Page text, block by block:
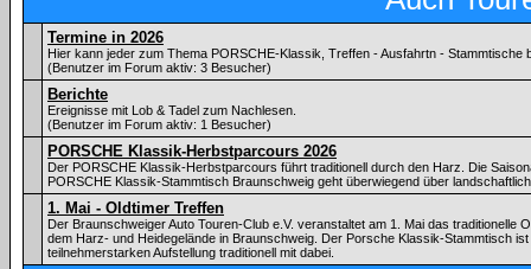
Termine in 2026
Hier kann jeder zum Thema PORSCHE-Klassik, Treffen - Ausfahrtn - Stammtische
(Benutzer im Forum aktiv: 3 Besucher)
Berichte
Ereignisse mit Lob & Tadel zum Nachlesen.
(Benutzer im Forum aktiv: 1 Besucher)
PORSCHE Klassik-Herbstparcours 2026
Der PORSCHE Klassik-Herbstparcours führt traditionell durch den Harz. Die
PORSCHE Klassik-Stammtisch Braunschweig geht überwiegend über
1. Mai - Oldtimer Treffen
Der Braunschweiger Auto Touren-Club e.V. veranstaltet am 1. Mai das traditionelle
dem Harz- und Heidegelände in Braunschweig. Der Porsche Klassik-Stammtisch ist
teilnehmerstarken Aufstellung traditionell mit dabei.